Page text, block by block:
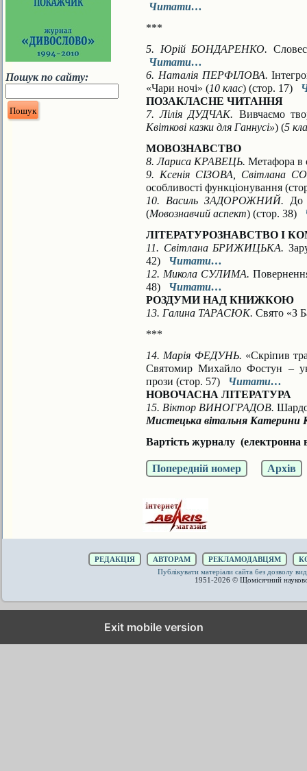
Пошук по сайту:
Читати…
***
5. Юрій БОНДАРЕНКО.
Читати…
6. Наталія ПЕРФІЛОВА.
«Чари ночі» (10 клас) (стор. 17)
ПОЗАКЛАСНЕ ЧИТАННЯ
7. Лілія ДУДЧАК. Вивчаємо
Квіткові казки для Ганнусі») (5
МОВОЗНАВСТВО
8. Лариса КРАВЕЦЬ. Метафора в
9. Ксенія СІЗОВА, Світлана
особливості функціонування
10. Василь ЗАДОРОЖНИЙ. До
(Мовознавчий аспект) (стор. 38)
ЛІТЕРАТУРОЗНАВСТВО І
11. Світлана БРИЖИЦЬКА.
42) Читати…
12. Микола СУЛИМА.
48) Читати…
РОЗДУМИ НАД КНИЖКОЮ
13. Галина ТАРАСЮК. Свято «З
***
14. Марія ФЕДУНЬ. «Скріпив
Святомир Михайло Фостун –
прози (стор. 57) Читати…
НОВОЧАСНА ЛІТЕРАТУРА
15. Віктор ВИНОГРАДОВ.
Мистецька вітальня
Вартість журналу (електронна
Попередній номер Архів
РЕДАКЦІЯ АВТОРАМ РЕКЛАМОДАВЦЯМ
Публікувати матеріали сайта без дозволу
1951-2026 © Щомісячний
Exit mobile version